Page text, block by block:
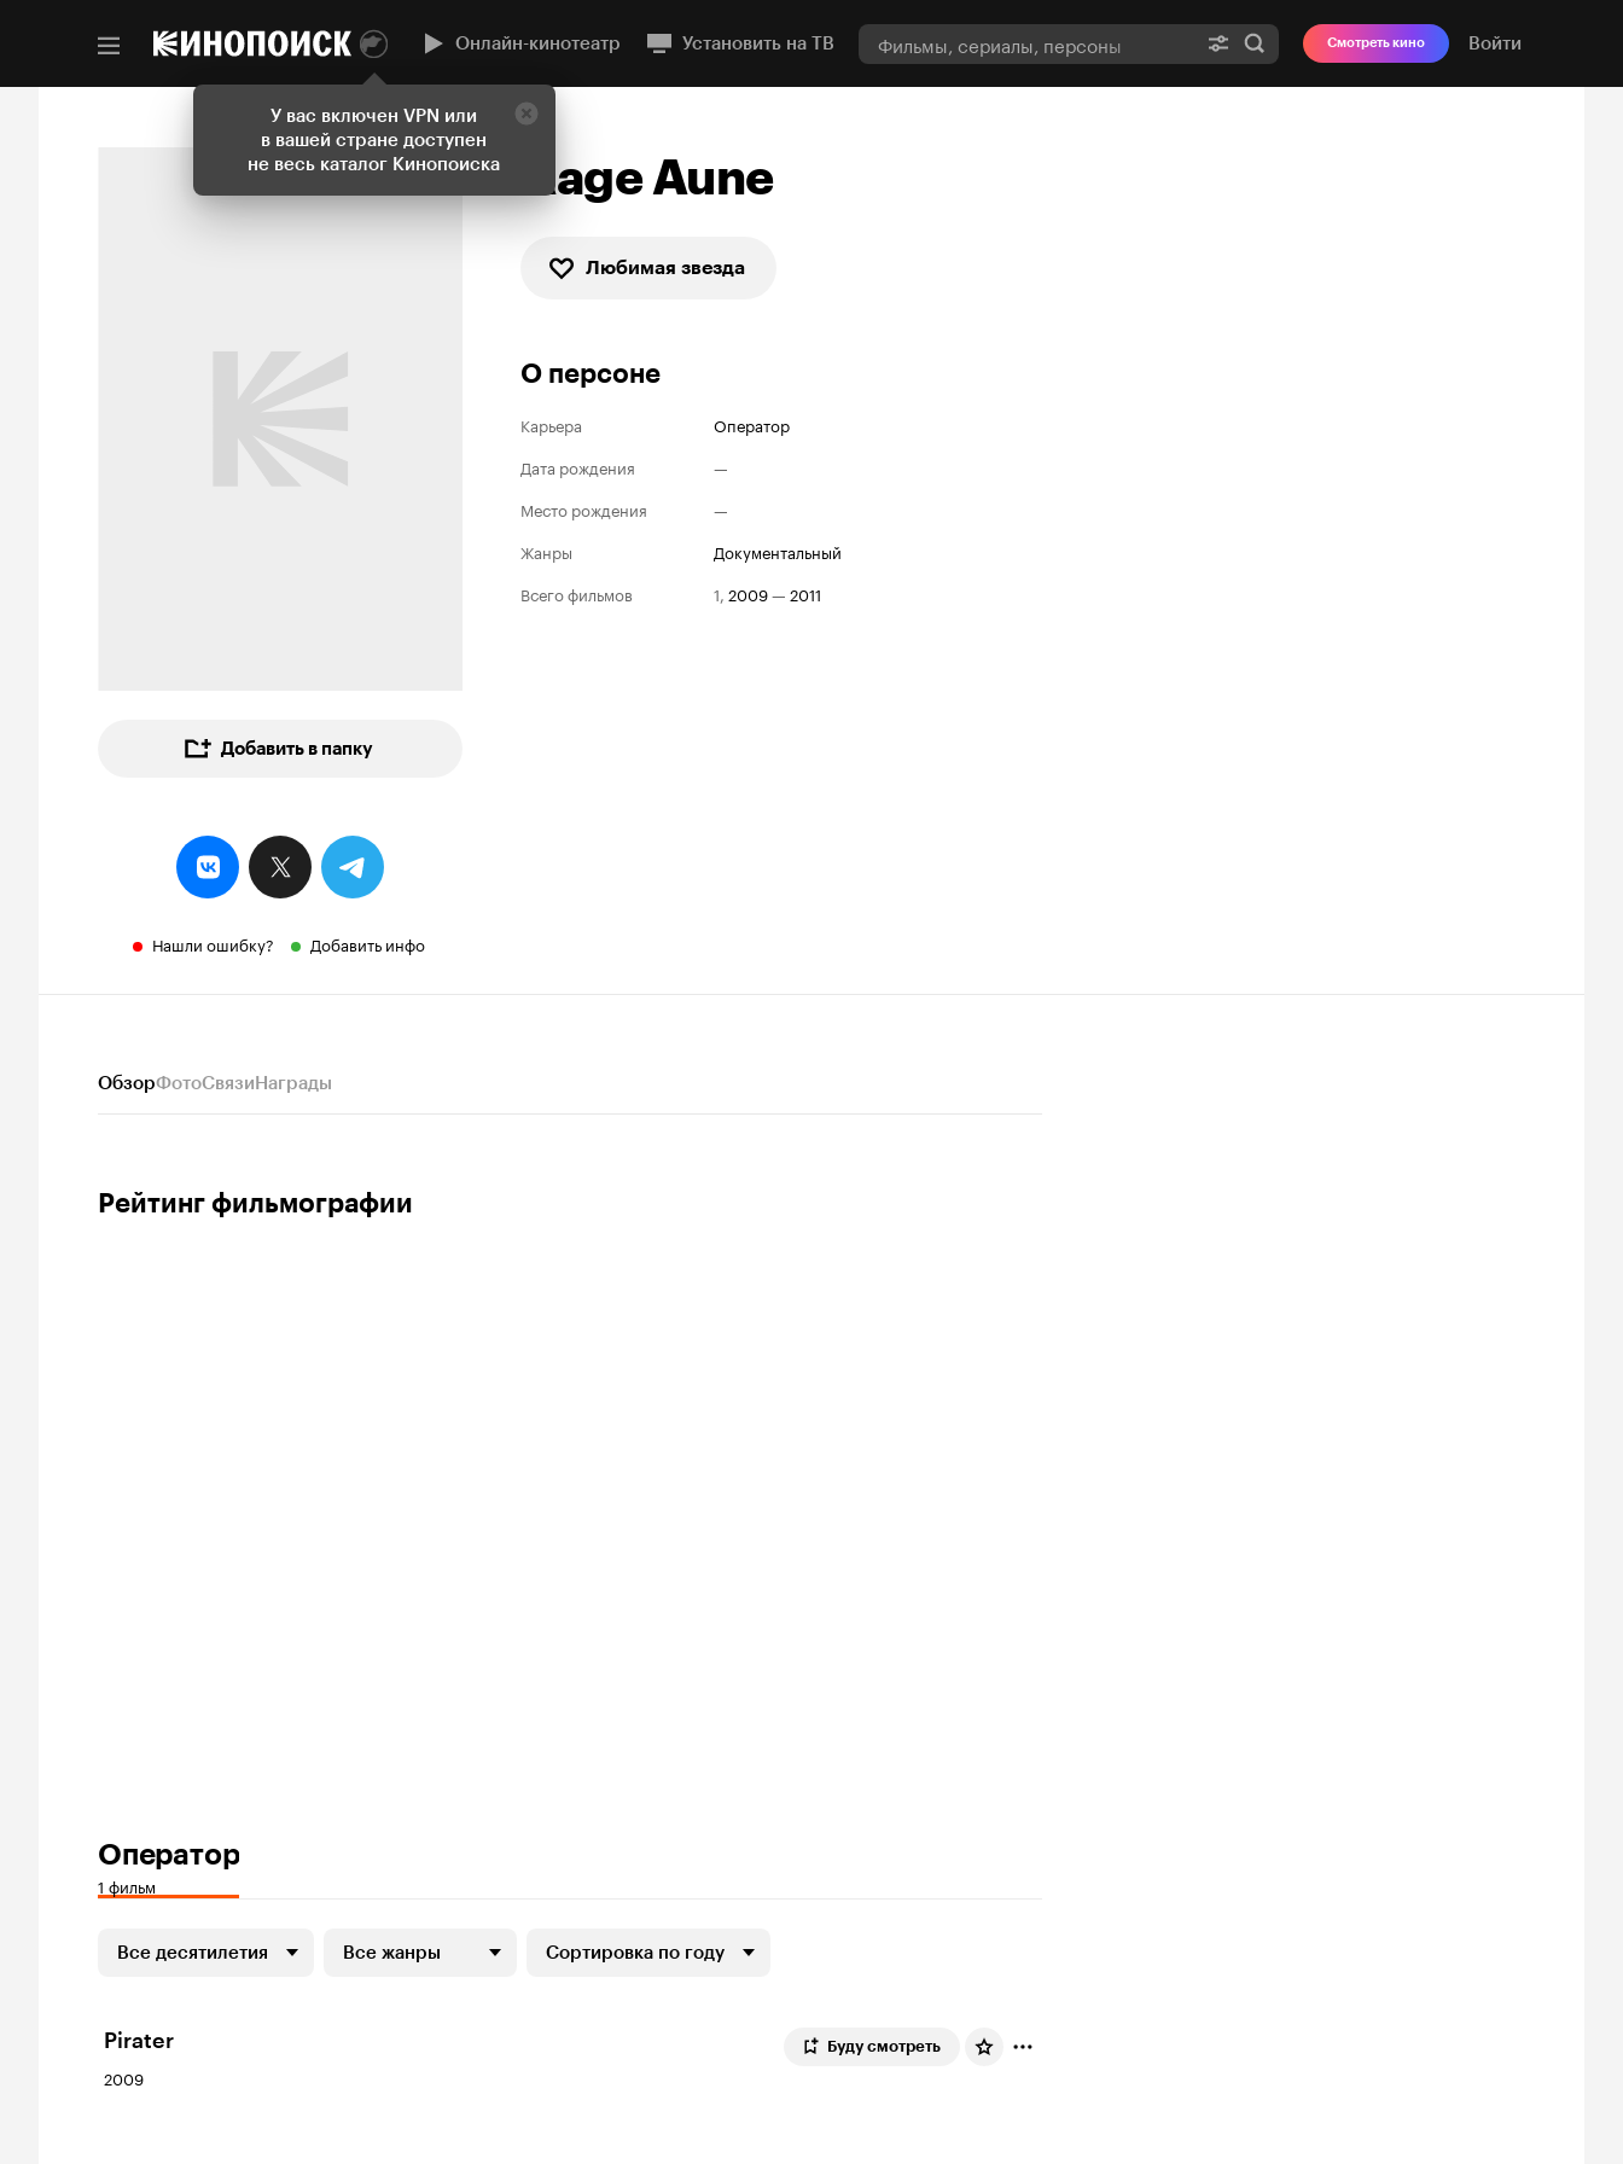
У вас включен VPN или
в вашей стране доступен
не весь каталог Кинопоиска
Онлайн-кинотеатр Установить на ТВ Смотреть кино Войти
Добавить в папку
Нашли ошибку? Добавить инфо
Aage Aune
Любимая звезда
О персоне
Карьера
Оператор
Дата рождения
—
Место рождения
—
Жанры
документальный
Всего фильмов
1, 2009— 2011
ОбзорФотоСвязиНаграды
Рейтинг фильмографии
Оператор
1 фильм
Все десятилетия Все жанры Сортировка по году
Pirater
2009
Буду смотреть